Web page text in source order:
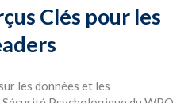
Clés pour les
les données et les